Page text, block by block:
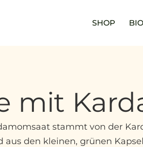
SHOP
mit
stammt von der
aus den kleinen, grünen